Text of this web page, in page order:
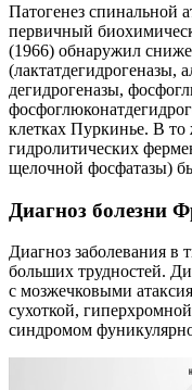
Патогенез спинальной
первичный
(1966) обнаружил
(лактатдегидрогеназы,
дегидрогеназы,
клетках Пуркинье. В то
гидролитических
щелочной фосфатазы)
Диагноз болезни
Диагноз заболевания в
больших трудностей.
с мозжечковыми
сухоткой,
синдромом